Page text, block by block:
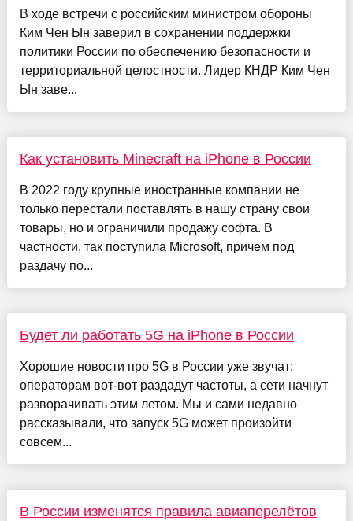
В ходе встречи с российским министром обороны
Ким Чен Ын заверил в сохранении поддержки
политики России по обеспечению безопасности и
территориальной целостности. Лидер КНДР Ким Чен
Ын заве...
Как установить Minecraft на iPhone в России
В 2022 году крупные иностранные компании не
только перестали поставлять в нашу страну свои
товары, но и ограничили продажу софта. В
частности, так поступила Microsoft, причем под
раздачу по...
Будет ли работать 5G на iPhone в России
Хорошие новости про 5G в России уже звучат:
операторам вот-вот раздадут частоты, а сети начнут
разворачивать этим летом. Мы и сами недавно
рассказывали, что запуск 5G может произойти
совсем...
В России изменятся правила авиаперелётов